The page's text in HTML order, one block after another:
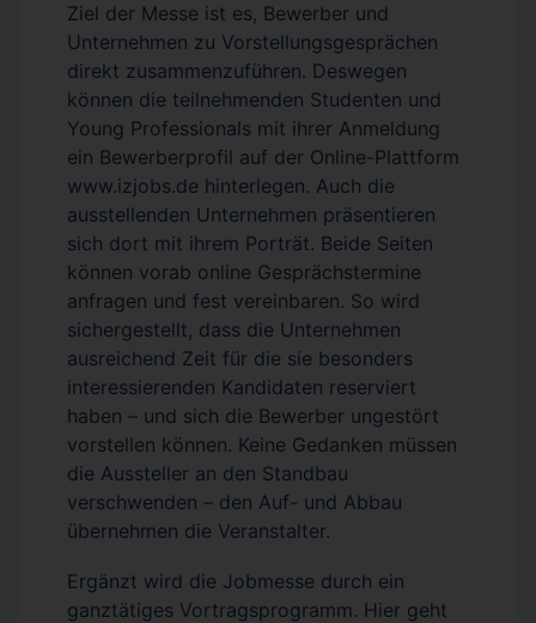
Ziel der Messe ist es, Bewerber und
Unternehmen zu Vorstellungsgesprächen
direkt zusammenzuführen. Deswegen
können die teilnehmenden Studenten und
Young Professionals mit ihrer Anmeldung
ein Bewerberprofil auf der Online-Plattform
www.izjobs.de hinterlegen. Auch die
ausstellenden Unternehmen präsentieren
sich dort mit ihrem Porträt. Beide Seiten
können vorab online Gesprächstermine
anfragen und fest vereinbaren. So wird
sichergestellt, dass die Unternehmen
ausreichend Zeit für die sie besonders
interessierenden Kandidaten reserviert
haben – und sich die Bewerber ungestört
vorstellen können. Keine Gedanken müssen
die Aussteller an den Standbau
verschwenden – den Auf- und Abbau
übernehmen die Veranstalter.
Ergänzt wird die Jobmesse durch ein
ganztätiges Vortragsprogramm. Hier geht